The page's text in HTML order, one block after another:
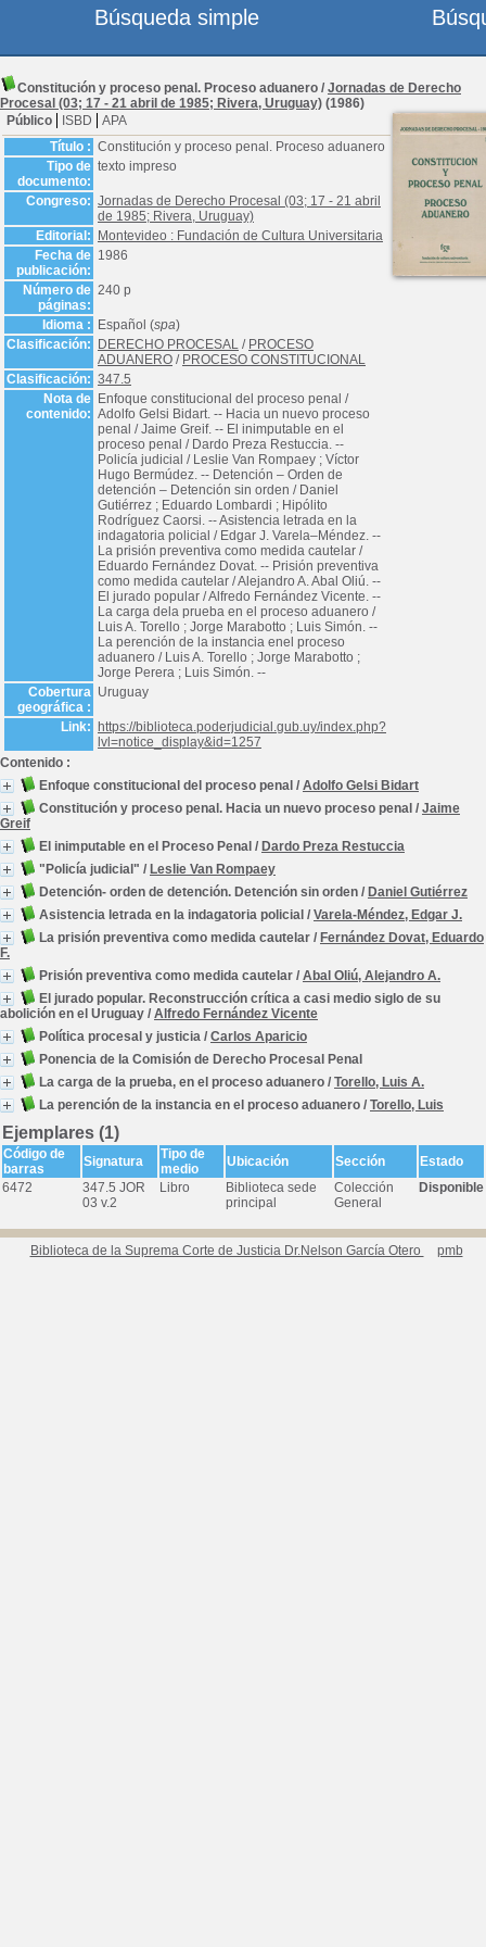
Constitución y proceso penal. Proceso aduanero / Jornadas de Derecho
Procesal (03; 17 - 21 abril de 1985; Rivera, Uruguay) (1986)
Público
ISBD
APA
Título : Constitución y proceso penal. Proceso aduanero
Tipo de
documento:
texto impreso
Congreso: Jornadas de Derecho Procesal (03; 17 - 21 abril
de 1985; Rivera, Uruguay)
Editorial:
Montevideo : Fundación de Cultura Universitaria
Fecha de
publicación:
1986
Número de
páginas:
240 p
Idioma : Español (spa)
Clasificación:
DERECHO PROCESAL / PROCESO
ADUANERO / PROCESO CONSTITUCIONAL
Clasificación: 347.5
Nota de
contenido:
Enfoque constitucional del proceso penal /
Adolfo Gelsi Bidart. -- Hacia un nuevo proceso
penal / Jaime Greif. -- El inimputable en el
proceso penal / Dardo Preza Restuccia. --
Policía judicial / Leslie Van Rompaey ; Víctor
Hugo Bermúdez. -- Detención – Orden de
detención – Detención sin orden / Daniel
Gutiérrez ; Eduardo Lombardi ; Hipólito
Rodríguez Caorsi. -- Asistencia letrada en la
indagatoria policial / Edgar J. Varela–Méndez. --
La prisión preventiva como medida cautelar /
Eduardo Fernández Dovat. -- Prisión preventiva
como medida cautelar / Alejandro A. Abal Oliú. --
El jurado popular / Alfredo Fernández Vicente. --
La carga dela prueba en el proceso aduanero /
Luis A. Torello ; Jorge Marabotto ; Luis Simón. --
La perención de la instancia enel proceso
aduanero / Luis A. Torello ; Jorge Marabotto ;
Jorge Perera ; Luis Simón. --
Cobertura
geográfica :
Uruguay
Link:
https://biblioteca.poderjudicial.gub.uy/index.php?
lvl=notice_display&id=1257
Contenido :
Enfoque constitucional del proceso penal / Adolfo Gelsi Bidart
Constitución y proceso penal. Hacia un nuevo proceso penal / Jaime
Greif
El inimputable en el Proceso Penal / Dardo Preza Restuccia
"Policía judicial" / Leslie Van Rompaey
Detención- orden de detención. Detención sin orden / Daniel Gutiérrez
Asistencia letrada en la indagatoria policial / Varela-Méndez, Edgar J.
La prisión preventiva como medida cautelar / Fernández Dovat, Eduardo
F.
Prisión preventiva como medida cautelar / Abal Oliú, Alejandro A.
El jurado popular. Reconstrucción crítica a casi medio siglo de su
abolición en el Uruguay / Alfredo Fernández Vicente
Política procesal y justicia / Carlos Aparicio
Ponencia de la Comisión de Derecho Procesal Penal
La carga de la prueba, en el proceso aduanero / Torello, Luis A.
La perención de la instancia en el proceso aduanero / Torello, Luis
Ejemplares (1)
Código de
barras
Signatura
Tipo de
medio
Ubicación Sección
Estado
6472
347.5 JOR
03 v.2
Libro
Biblioteca sede
principal
Colección
General
Disponible
Biblioteca de la Suprema Corte de Justicia Dr.Nelson García Otero pmb
Búsqueda simple